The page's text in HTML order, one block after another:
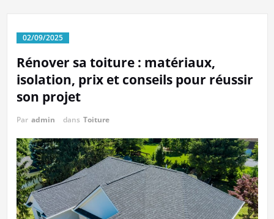
02/09/2025
Rénover sa toiture : matériaux,
isolation, prix et conseils pour réussir
son projet
Par admin dans Toiture